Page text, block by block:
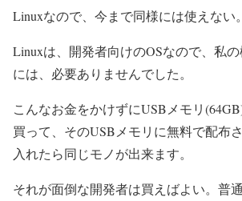
Linuxなので、今まで同様には使えない。
Linuxは、開発者向けのOSなので、私
には、必要ありませんでした。
こんなお金をかけずにUSBメモリ
買って、そのUSBメモリに無料で配布
入れたら同じモノが出来ます。
それが面倒な開発者は買えばよい。普